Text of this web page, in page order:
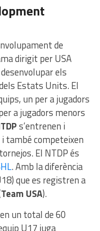
de
dirigit per USA
els
Estats Units. El
un per a jugadors
a jugadors menors
s’entrenen i
també competeixen
El NTDP és
. Amb la diferència
que es registren a
Team USA).
un total de 60
U17 juga